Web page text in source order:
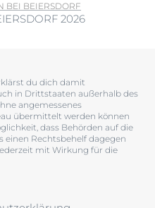
BEI BEIERSDORF
2026
du dich damit
in Drittstaaten außerhalb des
angemessenes
übermittelt werden können
dass Behörden auf die
einen Rechtsbehelf dagegen
mit Wirkung für die